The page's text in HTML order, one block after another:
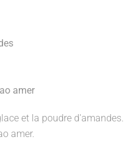
amer
et la poudre d'amandes.
amer.